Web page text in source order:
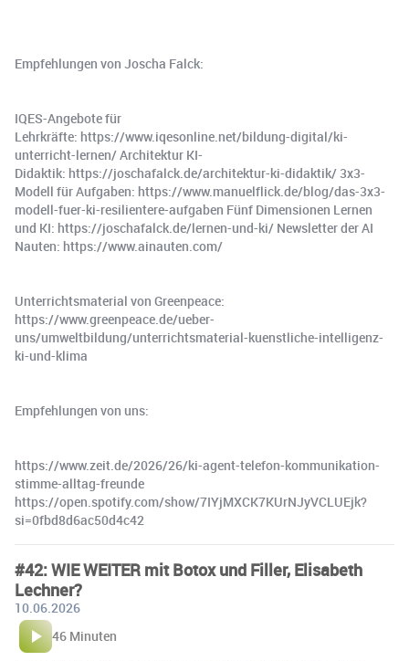
Empfehlungen von Joscha Falck:
IQES-Angebote für
Lehrkräfte: https://www.iqesonline.net/bildung-digital/ki-
unterricht-lernen/ Architektur KI-
Didaktik: https://joschafalck.de/architektur-ki-didaktik/ 3x3-
Modell für Aufgaben: https://www.manuelflick.de/blog/das-3x3-
modell-fuer-ki-resilientere-aufgaben Fünf Dimensionen Lernen
und KI: https://joschafalck.de/lernen-und-ki/ Newsletter der AI
Nauten: https://www.ainauten.com/
Unterrichtsmaterial von Greenpeace:
https://www.greenpeace.de/ueber-
uns/umweltbildung/unterrichtsmaterial-kuenstliche-intelligenz-
ki-und-klima
Empfehlungen von uns:
https://www.zeit.de/2026/26/ki-agent-telefon-kommunikation-
stimme-alltag-freunde
https://open.spotify.com/show/7IYjMXCK7KUrNJyVCLUEjk?
si=0fbd8d6ac50d4c42
#42: WIE WEITER mit Botox und Filler, Elisabeth
Lechner?
10.06.2026
46 Minuten